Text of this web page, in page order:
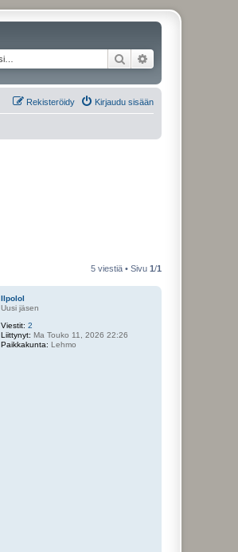
Etsi
Kirjaudu sisään
Rekisteröidy
5 viestiä • Sivu 1/1
Ilpolol
Uusi jäsen
Viestit: 2
Liittynyt: Ma Touko 11, 2026 22:26
Paikkakunta: Lehmo